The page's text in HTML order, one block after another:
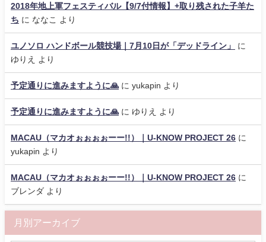
2018年地上軍フェスティバル【9/7付情報】+取り残された子羊た
ち に ななこ より
ユノソロ ハンドボール競技場｜7月10日が「デッドライン」
に
ゆりえ
より
予定通りに進みますように🙏 に yukapin より
予定通りに進みますように🙏 に ゆりえ より
MACAU（マカオぉぉぉぉーー!!）｜U-KNOW PROJECT 26 に
yukapin より
MACAU（マカオぉぉぉぉーー!!）｜U-KNOW PROJECT 26 に
ブレンダ より
月別アーカイブ